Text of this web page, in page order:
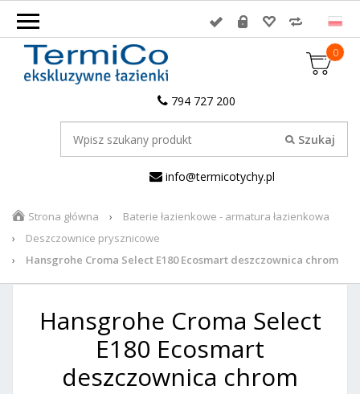
0
794 727 200
info@termicotychy.pl
Strona główna
Baterie łazienkowe - armatura łazienkowa
Deszczownice prysznicowe
Hansgrohe Croma Select E180 Ecosmart deszczownica chrom
Hansgrohe Croma Select
E180 Ecosmart
deszczownica chrom